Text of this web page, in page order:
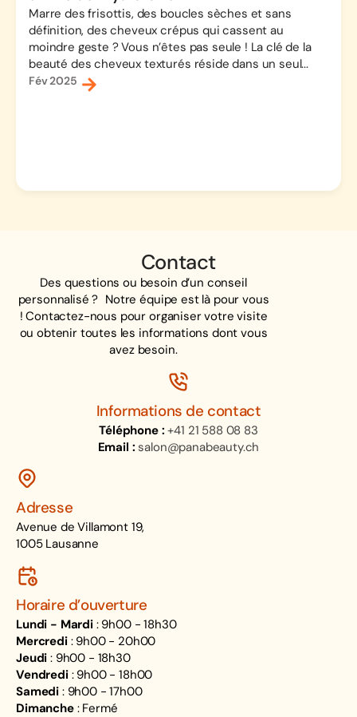
Marre des frisottis, des boucles sèches et sans
définition, des cheveux crépus qui cassent au
moindre geste ? Vous n’êtes pas seule ! La clé de la
beauté des cheveux texturés réside dans un seul...
Fév 2025
Contact
Des questions ou besoin d’un conseil
personnalisé ? Notre équipe est là pour vous
! Contactez-nous pour organiser votre visite
ou obtenir toutes les informations dont vous
avez besoin.
Informations de contact
Téléphone :+41 21 588 08 83
Email : salon@panabeauty.ch
Adresse
Avenue de Villamont 19,
1005 Lausanne
Horaire d’ouverture
Lundi - Mardi: 9h00 - 18h30
Mercredi: 9h00 - 20h00
Jeudi : 9h00 - 18h30
Vendredi: 9h00 - 18h00
Samedi : 9h00 - 17h00
Dimanche: Fermé